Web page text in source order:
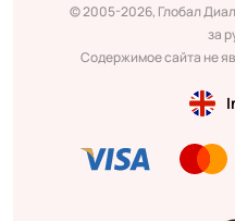
© 2005-2026, Глобал
за
Содержимое сайта не